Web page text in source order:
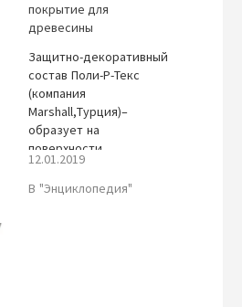
покрытие для
древесины
Защитно-декоративный
состав Поли-Р-Текс
(компания
Marshall,Турция)–
образует на
поверхности
древесины стойкое
декоративное
12.01.2019
В "Энциклопедия"